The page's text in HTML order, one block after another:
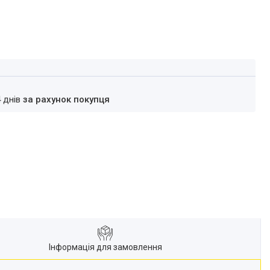
за рахунок покупця
Інформація для замовлення